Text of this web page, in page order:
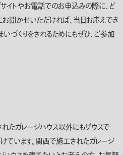
イトやお電話でのお申込みの際に、ど
聞かせいただければ、当日お応えでき
いづくりをされるためにもぜひ、ご参加
たガレージハウス以外にもザウスで
ています。関西で施工されたガレージ